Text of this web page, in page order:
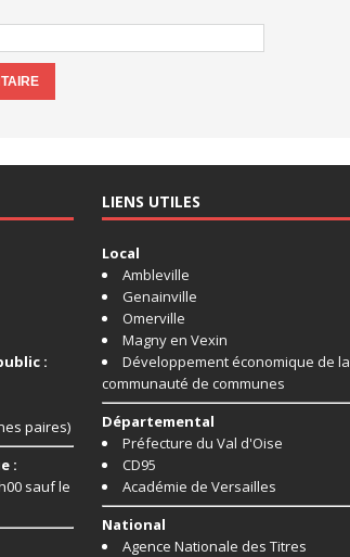
:
paires)
:
sauf le
LIENS UTILES
Local
Ambleville
Genainville
Omerville
Magny en Vexin
Développement économique de la
communauté de communes
Départemental
Préfecture du Val d'Oise
CD95
Académie de Versailles
National
Agence Nationale des Titres